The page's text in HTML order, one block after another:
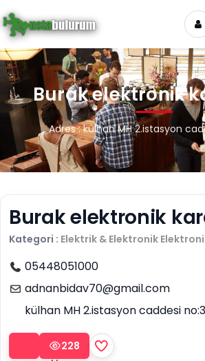
Burak elektronik
Adres : külhan MH 2.istasyon
Burak elektronik
Kategori : Elektrik & Elektronik
05448051000
adnanbidav70@gmail.com
külhan MH 2.istasyon caddesi
228